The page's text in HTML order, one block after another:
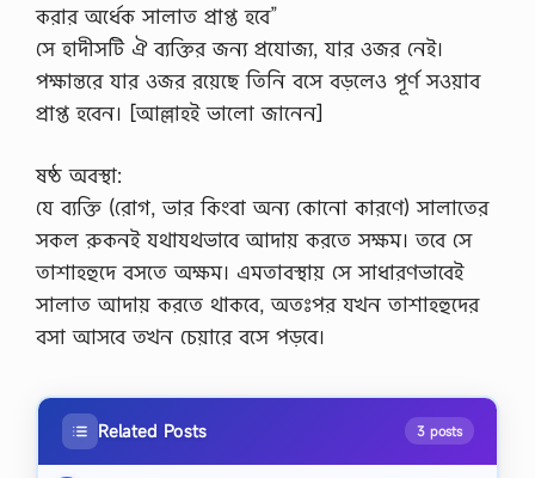
করার অর্ধেক সালাত প্রাপ্ত হবে”
সে হাদীসটি ঐ ব্যক্তির জন্য প্রযোজ্য, যার ওজর নেই।
পক্ষান্তরে যার ওজর রয়েছে তিনি বসে বড়লেও পূর্ণ সওয়াব
প্রাপ্ত হবেন। [আল্লাহই ভালো জানেন]
ষষ্ঠ অবস্থা:
যে ব্যক্তি (রোগ, ভার কিংবা অন্য কোনো কারণে) সালাতের
সকল রুকনই যথাযথভাবে আদায় করতে সক্ষম। তবে সে
তাশাহহুদে বসতে অক্ষম। এমতাবস্থায় সে সাধারণভাবেই
সালাত আদায় করতে থাকবে, অতঃপর যখন তাশাহহুদের
বসা আসবে তখন চেয়ারে বসে পড়বে।
Related Posts 3 posts